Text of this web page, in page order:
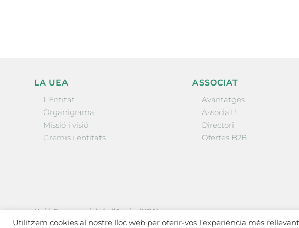
LA UEA
L’Entitat
Organigrama
Missió i visió
Gremis i entitats
ASSOCIAT
Avantatges
Associa’t!
Directori
Ofertes B2B
Unió Empresarial de l’Anoia (UEA)
Ctra. de Manresa, 131, 08700 – Igualada(Barcelona)
Utilitzem cookies al nostre lloc web per oferir-vos l’experiència més